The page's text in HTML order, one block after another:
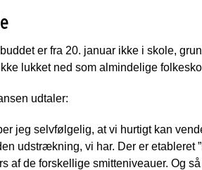
er fra 20. januar ikke i skole,
lukket ned som almindelige
udtaler:
jeg selvfølgelig, at vi hurtigt kan
udstrækning, vi har. Der er etableret
af de forskellige smitteniveauer. Og